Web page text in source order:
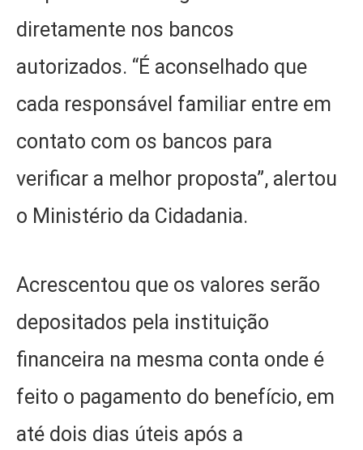
diretamente nos bancos
autorizados. “É aconselhado que
cada responsável familiar entre em
contato com os bancos para
verificar a melhor proposta”, alertou
o Ministério da Cidadania.
Acrescentou que os valores serão
depositados pela instituição
financeira na mesma conta onde é
feito o pagamento do benefício, em
até dois dias úteis após a